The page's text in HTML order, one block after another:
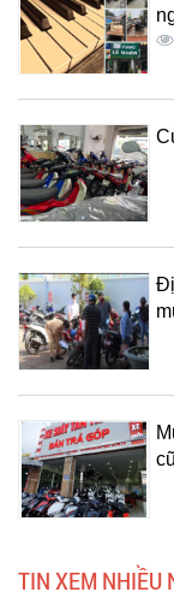
TIN XEM NHIỀU